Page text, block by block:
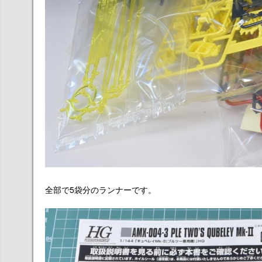
全部で5袋分のランナーです。